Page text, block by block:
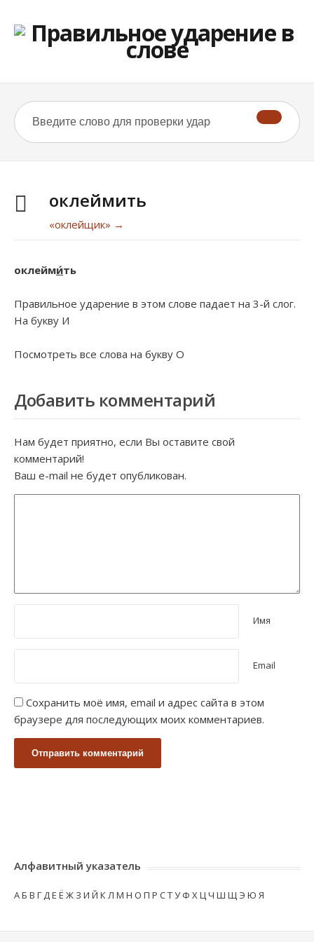
оклеймить
«оклейщик» →
оклейми́ть
Правильное ударение в этом слове падает на 3-й слог.
На букву И
Посмотреть все слова на букву О
Добавить комментарий
Нам будет приятно, если Вы оставите свой
комментарий!
Ваш e-mail не будет опубликован.
Имя
Email
Сохранить моё имя, email и адрес сайта в этом
браузере для последующих моих комментариев.
Алфавитный указатель
АБ В ГДЕ Ё Ж З И Й КЛ М Н О П Р СТУ Ф ХЦЧ Ш Щ Э Ю Я